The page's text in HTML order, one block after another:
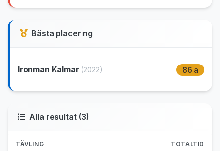
Bästa placering
Ironman Kalmar (2022) 86:a
Alla resultat (3)
TÄVLING TOTALTID